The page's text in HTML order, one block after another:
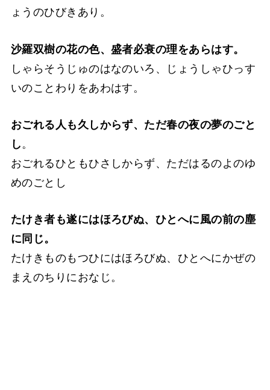
ょうのひびきあり。
沙羅双樹の花の色、盛者必衰の理をあらはす。
しゃらそうじゅのはなのいろ、じょうしゃひっす
いのことわりをあわはす。
おごれる人も久しからず、ただ春の夜の夢のごと
し。
おごれるひともひさしからず、ただはるのよのゆ
めのごとし
たけき者も遂にはほろびぬ、ひとへに風の前の塵
に同じ。
たけきものもつひにはほろびぬ、ひとへにかぜの
まえのちりにおなじ。